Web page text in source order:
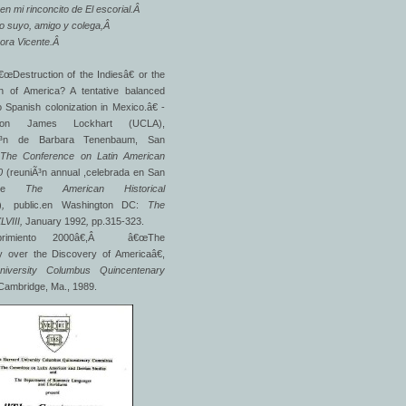
mi rinconcito de El escorial.Â
suyo, amigo y colega,Â
Vicente.Â
of the Indiesâ€ or the
of America? A tentative balanced
Spanish colonization in Mexico.â€ -
James Lockhart (UCLA),
de Barbara Tenenbaum, San
The Conference on Latin American
(reuniÃ³n annual ,celebrada en San
The American Historical
, public.en Washington DC: The
January 1992, pp.315-323.
2000â€,Â â€œThe
over the Discovery of Americaâ€,
Columbus Quincentenary
Ma., 1989.